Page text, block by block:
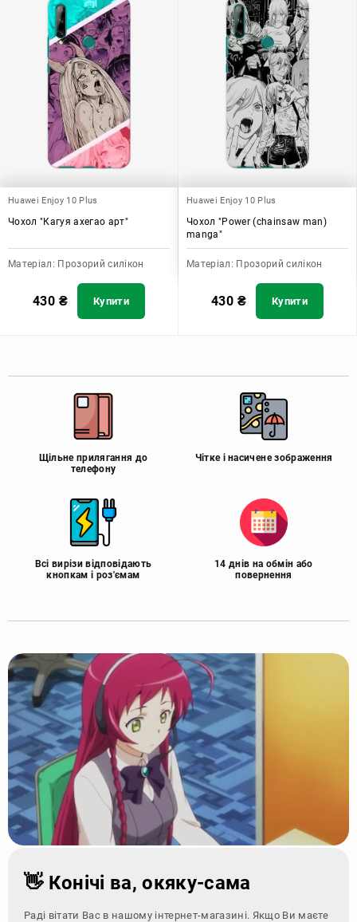
Huawei Enjoy 10 Plus
Чохол "Кагуя ахегао арт"
Матеріал: Прозорий силікон
430 ₴ Купити
Huawei Enjoy 10 Plus
Чохол "Power (chainsaw man)
manga"
Матеріал: Прозорий силікон
430 ₴ Купити
Щільне прилягання до
телефону
Чітке і насичене зображення
Всі вирізи відповідають
кнопкам і роз'ємам
14 днів на обмін або
повернення
👋 Конічі ва, окяку-сама
Раді вітати Вас в нашому інтернет-магазині. Якщо Ви маєте